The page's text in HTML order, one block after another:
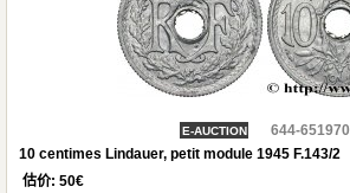
E-AUCTION
644-651970
10 centimes Lindauer, petit module 1945 F.143/2
估价: 50€